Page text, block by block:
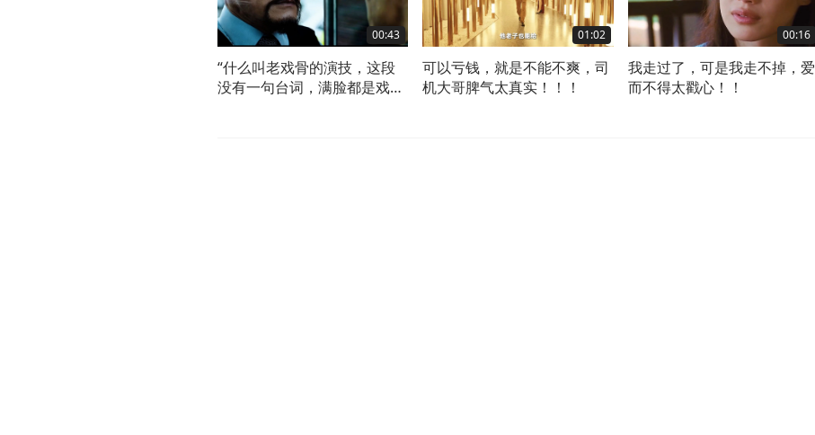
00:43
“什么叫老戏骨的演技，这段
没有一句台词，满脸都是戏，
01:02
可以亏钱，就是不能不爽，司
机大哥脾气太真实！！！
00:16
我走过了，可是我走不掉，爱
而不得太戳心！！